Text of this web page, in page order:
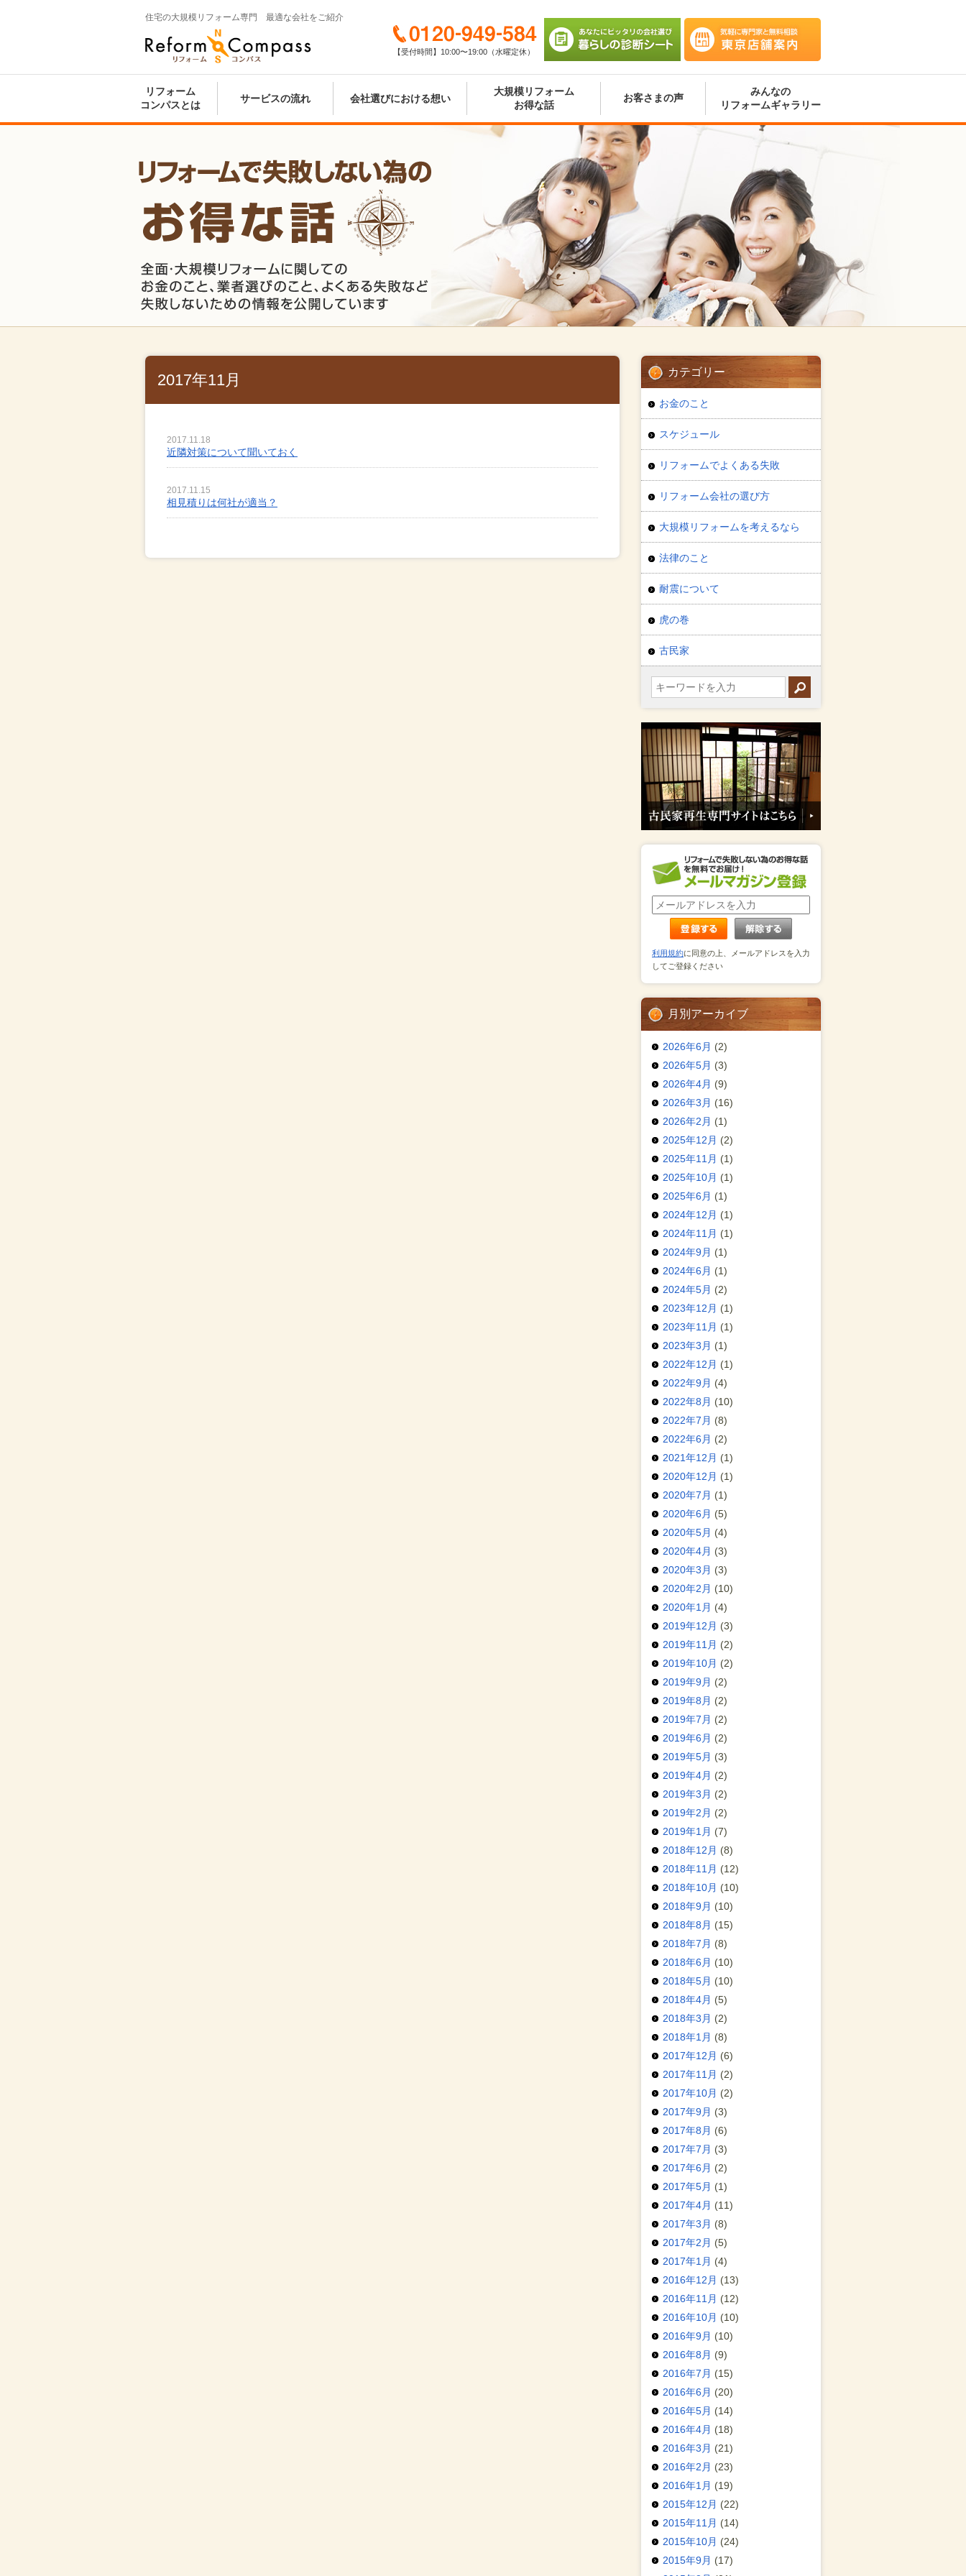
住宅の大規模リフォーム専門 最適な会社をご紹介
ス
店舗案内
び 暮らしの診断シート
0120-949-584
【受付時間】10:00〜19:00（水曜定休）
リフォーム
コンパスとは
サービスの流れ 会社選びにおける想い
大規模リフォーム
お得な話
お客さまの声
みんなの
リフォームギャラリー
2017年11月
2017.11.18
近隣対策について聞いておく
2017.11.15
相見積りは何社が適当？
カテゴリー
お金のこと
スケジュール
リフォームでよくある失敗
リフォーム会社の選び方
大規模リフォームを考えるなら
法律のこと
耐震について
虎の巻
古民家
利用規約に同意の上、メールアドレスを入力
してご登録ください
月別アーカイブ
2026年6月 (2)
2026年5月 (3)
2026年4月 (9)
2026年3月 (16)
2026年2月 (1)
2025年12月 (2)
2025年11月 (1)
2025年10月 (1)
2025年6月 (1)
2024年12月 (1)
2024年11月 (1)
2024年9月 (1)
2024年6月 (1)
2024年5月 (2)
2023年12月 (1)
2023年11月 (1)
2023年3月 (1)
2022年12月 (1)
2022年9月 (4)
2022年8月 (10)
2022年7月 (8)
2022年6月 (2)
2021年12月 (1)
2020年12月 (1)
2020年7月 (1)
2020年6月 (5)
2020年5月 (4)
2020年4月 (3)
2020年3月 (3)
2020年2月 (10)
2020年1月 (4)
2019年12月 (3)
2019年11月 (2)
2019年10月 (2)
2019年9月 (2)
2019年8月 (2)
2019年7月 (2)
2019年6月 (2)
2019年5月 (3)
2019年4月 (2)
2019年3月 (2)
2019年2月 (2)
2019年1月 (7)
2018年12月 (8)
2018年11月 (12)
2018年10月 (10)
2018年9月 (10)
2018年8月 (15)
2018年7月 (8)
2018年6月 (10)
2018年5月 (10)
2018年4月 (5)
2018年3月 (2)
2018年1月 (8)
2017年12月 (6)
2017年11月 (2)
2017年10月 (2)
2017年9月 (3)
2017年8月 (6)
2017年7月 (3)
2017年6月 (2)
2017年5月 (1)
2017年4月 (11)
2017年3月 (8)
2017年2月 (5)
2017年1月 (4)
2016年12月 (13)
2016年11月 (12)
2016年10月 (10)
2016年9月 (10)
2016年8月 (9)
2016年7月 (15)
2016年6月 (20)
2016年5月 (14)
2016年4月 (18)
2016年3月 (21)
2016年2月 (23)
2016年1月 (19)
2015年12月 (22)
2015年11月 (14)
2015年10月 (24)
2015年9月 (17)